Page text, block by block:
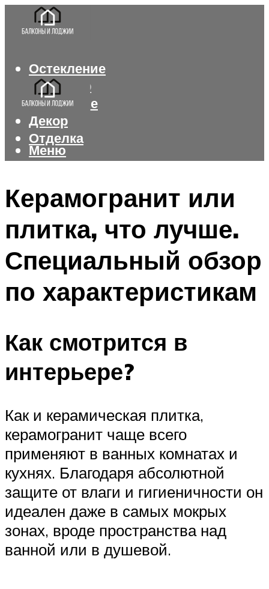
Остекление
Интерьер
Утепление
Декор
Отделка
Меню
Керамогранит или
плитка, что лучше.
Специальный обзор
по характеристикам
Как смотрится в
интерьере?
Как и керамическая плитка,
керамогранит чаще всего
применяют в ванных комнатах и
кухнях. Благодаря абсолютной
защите от влаги и гигиеничности он
идеален даже в самых мокрых
зонах, вроде пространства над
ванной или в душевой.